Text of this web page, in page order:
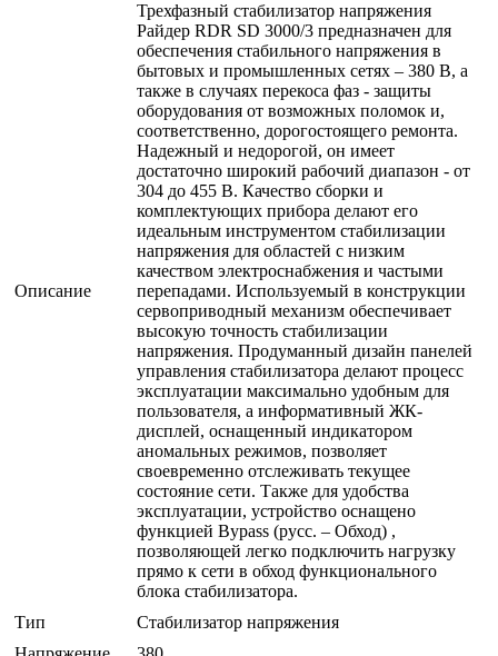
Описание
Трехфазный стабилизатор напряжения
Райдер RDR SD 3000/3 предназначен для
обеспечения стабильного напряжения в
бытовых и промышленных сетях – 380 В, а
также в случаях перекоса фаз - защиты
оборудования от возможных поломок и,
соответственно, дорогостоящего ремонта.
Надежный и недорогой, он имеет
достаточно широкий рабочий диапазон - от
304 до 455 В. Качество сборки и
комплектующих прибора делают его
идеальным инструментом стабилизации
напряжения для областей с низким
качеством электроснабжения и частыми
перепадами. Используемый в конструкции
сервоприводный механизм обеспечивает
высокую точность стабилизации
напряжения. Продуманный дизайн панелей
управления стабилизатора делают процесс
эксплуатации максимально удобным для
пользователя, а информативный ЖК-
дисплей, оснащенный индикатором
аномальных режимов, позволяет
своевременно отслеживать текущее
состояние сети. Также для удобства
эксплуатации, устройство оснащено
функцией Bypass (русс. – Обход) ,
позволяющей легко подключить нагрузку
прямо к сети в обход функционального
блока стабилизатора.
Тип
Стабилизатор напряжения